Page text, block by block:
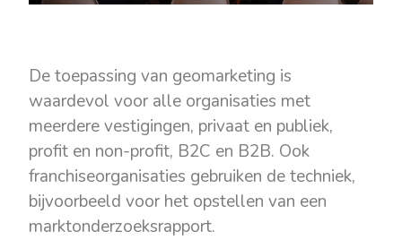
De toepassing van geomarketing is
waardevol voor alle organisaties met
meerdere vestigingen, privaat en publiek,
profit en non-profit, B2C en B2B. Ook
franchiseorganisaties gebruiken de techniek,
bijvoorbeeld voor het opstellen van een
marktonderzoeksrapport.